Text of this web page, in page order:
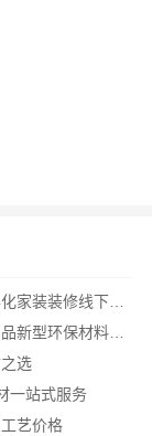
宁波雅美和居建材科技有限公司，奉化家装装修线下门店地址
南昌环保全屋定制口碑好江西尚宅尚品新型环保材料有限公司
选
一站式服务
艺价格